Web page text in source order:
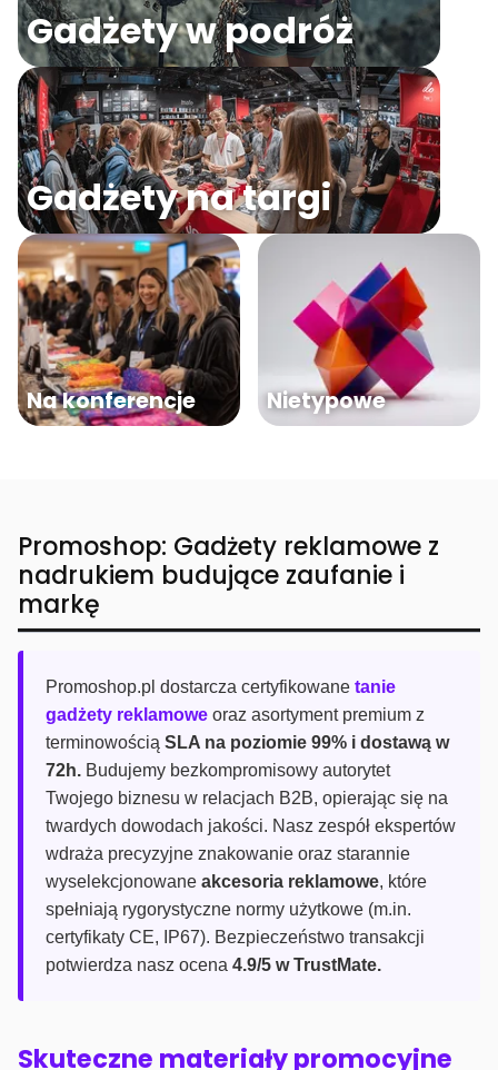
Gadżety w podróż
Gadżety na targi
Na konferencje Nietypowe
Promoshop: Gadżety reklamowe z
nadrukiem budujące zaufanie i
markę
Promoshop.pl dostarcza certyfikowane tanie
gadżety reklamowe oraz asortyment premium z
terminowością SLA na poziomie 99% i dostawą w
72h. Budujemy bezkompromisowy autorytet
Twojego biznesu w relacjach B2B, opierając się na
twardych dowodach jakości. Nasz zespół ekspertów
wdraża precyzyjne znakowanie oraz starannie
wyselekcjonowane akcesoria reklamowe, które
spełniają rygorystyczne normy użytkowe (m.in.
certyfikaty CE, IP67). Bezpieczeństwo transakcji
potwierdza nasz ocena 4.9/5 w TrustMate.
Skuteczne materiały promocyjne